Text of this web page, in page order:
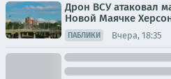
Дрон ВСУ атаковал
Новой Маячке
ПАБЛИКИ Вчера, 18:35